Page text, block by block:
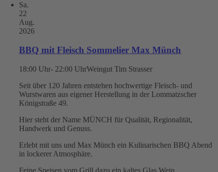
Sa.
22
Aug.
2026
BBQ mit Fleisch Sommelier Max Münch
18:00 Uhr- 22:00 UhrWeingut Tim Strasser
Seit über 120 Jahren entstehen hochwertige Fleisch- und
Wurstwaren aus eigener Herstellung in der Lommatzscher
Königstraße 49.
Hier steht der Name MÜNCH für Qualität, Regionalität,
Handwerk und Genuss.
Erlebt mit uns und Max Münch ein Kulinarischen BBQ Abend
in lockerer Atmosphäre.
Feine Speisen vom Grill dazu ein kaltes Glas Wein..